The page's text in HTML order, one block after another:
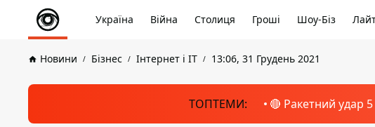
Україна Війна Столиця Гроші Шоу-Біз
Новини Бізнес Інтернет і ІТ 13:06, 31 Грудень 2021
ТОПТЕМИ: 🔴 Ракетний удар